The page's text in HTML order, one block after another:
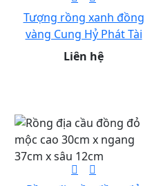
Tượng rồng xanh đồng
vàng Cung Hỷ Phát Tài
Liên hệ